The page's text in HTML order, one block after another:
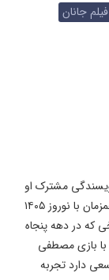
جانان
مشترک او
با مهدی سجاده‌چی، از روزهای پایانی سال ۱۴۰۴ و همزمان با نوروز ۱۴۰۵
که در دهه پنجاه
بازی مصطفی
سعی دارد تجربه